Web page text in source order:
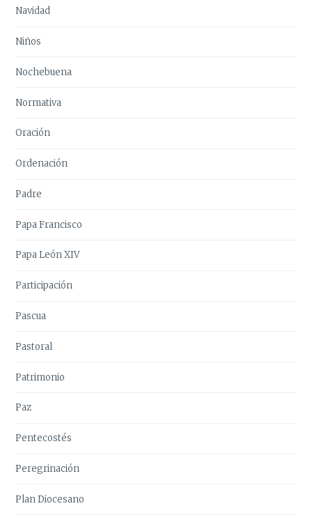
Navidad
Niños
Nochebuena
Normativa
Oración
Ordenación
Padre
Papa Francisco
Papa León XIV
Participación
Pascua
Pastoral
Patrimonio
Paz
Pentecostés
Peregrinación
Plan Diocesano